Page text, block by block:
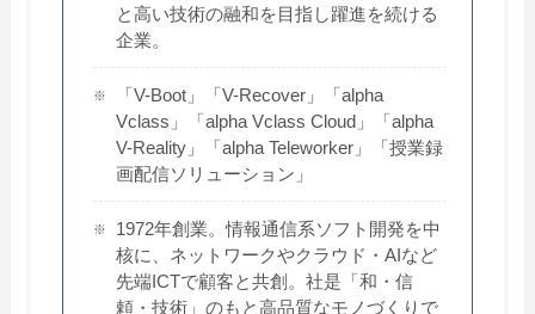
と高い技術の融和を目指し躍進を続ける
企業。
「V-Boot」「V-Recover」「alpha
Vclass」「alpha Vclass Cloud」「alpha
V-Reality」「alpha Teleworker」「授業録
画配信ソリューション」
1972年創業。情報通信系ソフト開発を中
核に、ネットワークやクラウド・AIなど
先端ICTで顧客と共創。社是「和・信
頼・技術」のもと高品質なモノづくりで